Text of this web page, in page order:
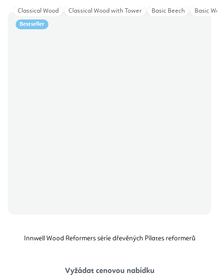
Bestseller
Innwell Wood Reformers série dřevěných Pilates reformerů
Vyžádat cenovou nabídku
Classical Wood Classical Wood with Tower Basic Beech Basic